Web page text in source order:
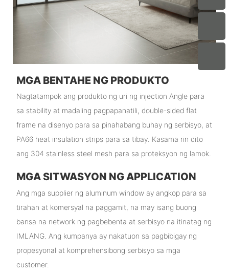
MGA BENTAHE NG PRODUKTO
Nagtatampok ang produkto ng uri ng injection Angle para
sa stability at madaling pagpapanatili, double-sided flat
frame na disenyo para sa pinahabang buhay ng serbisyo, at
PA66 heat insulation strips para sa tibay. Kasama rin dito
ang 304 stainless steel mesh para sa proteksyon ng lamok.
MGA SITWASYON NG APPLICATION
Ang mga supplier ng aluminum window ay angkop para sa
tirahan at komersyal na paggamit, na may isang buong
bansa na network ng pagbebenta at serbisyo na itinatag ng
IMLANG. Ang kumpanya ay nakatuon sa pagbibigay ng
propesyonal at komprehensibong serbisyo sa mga
customer.